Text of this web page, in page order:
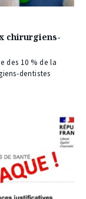
chirurgiens-
des 10 % de la
dentistes